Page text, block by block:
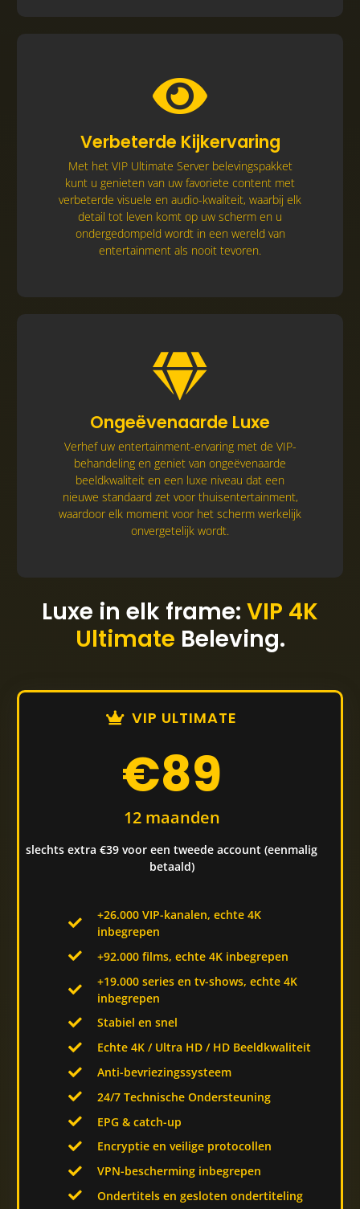
Verbeterde Kijkervaring
Met het VIP Ultimate Server belevingspakket
kunt u genieten van uw favoriete content met
verbeterde visuele en audio-kwaliteit, waarbij elk
detail tot leven komt op uw scherm en u
ondergedompeld wordt in een wereld van
entertainment als nooit tevoren.
kunt u genieten van uw favoriete content met
verbeterde visuele en audio-kwaliteit, waarbij elk
detail tot leven komt op uw scherm en u
ondergedompeld wordt in een wereld van
entertainment als nooit tevoren.
Ongeëvenaarde Luxe
Verhef uw entertainment-ervaring met de VIP-
behandeling en geniet van ongeëvenaarde
beeldkwaliteit en een luxe niveau dat een
nieuwe standaard zet voor thuisentertainment,
waardoor elk moment voor het scherm werkelijk
onvergetelijk wordt.
behandeling en geniet van ongeëvenaarde
beeldkwaliteit en een luxe niveau dat een
nieuwe standaard zet voor thuisentertainment,
waardoor elk moment voor het scherm werkelijk
onvergetelijk wordt.
Luxe in elk frame: VIP 4K
Ultimate Beleving.
VIP ULTIMATE
€89
12 maanden
slechts extra €39 voor een tweede account (eenmalig
betaald)
+26.000 VIP-kanalen, echte 4K
inbegrepen
+92.000 films, echte 4K inbegrepen
+19.000 series en tv-shows, echte 4K
inbegrepen
Stabiel en snel
Echte 4K / Ultra HD / HD Beeldkwaliteit
Anti-bevriezingssysteem
24/7 Technische Ondersteuning
EPG & catch-up
Encryptie en veilige protocollen
VPN-bescherming inbegrepen
Ondertitels en gesloten ondertiteling